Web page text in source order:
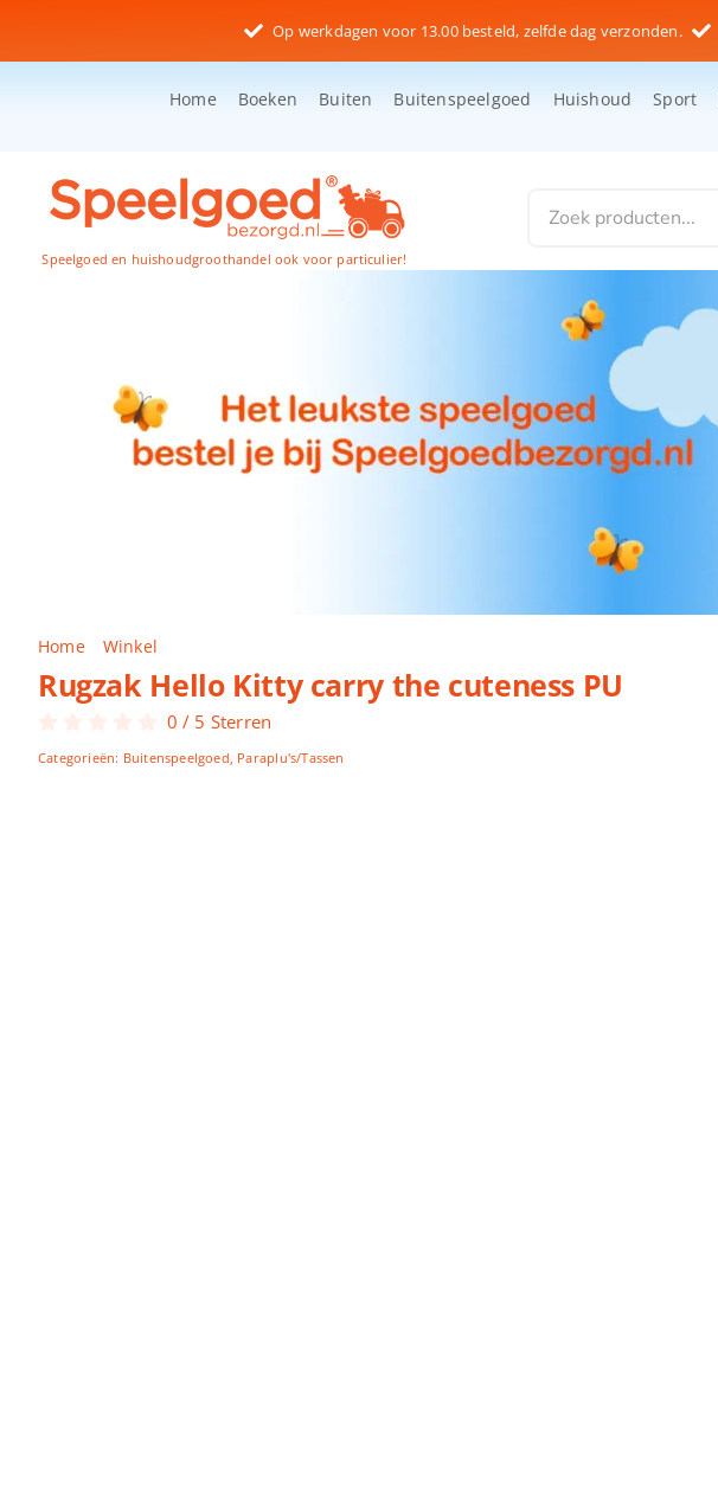
inhoud
Op werkdagen voor 13.00 besteld, zelfde dag verzonden.
Home Boeken Buiten Buitenspeelgoed Huishoud Sport
Speelgoed en huishoudgroothandel ook voor particulier!
Home Winkel
Rugzak Hello Kitty carry the cuteness PU
0 / 5 Sterren
Categorieën: Buitenspeelgoed, Paraplu's/Tassen